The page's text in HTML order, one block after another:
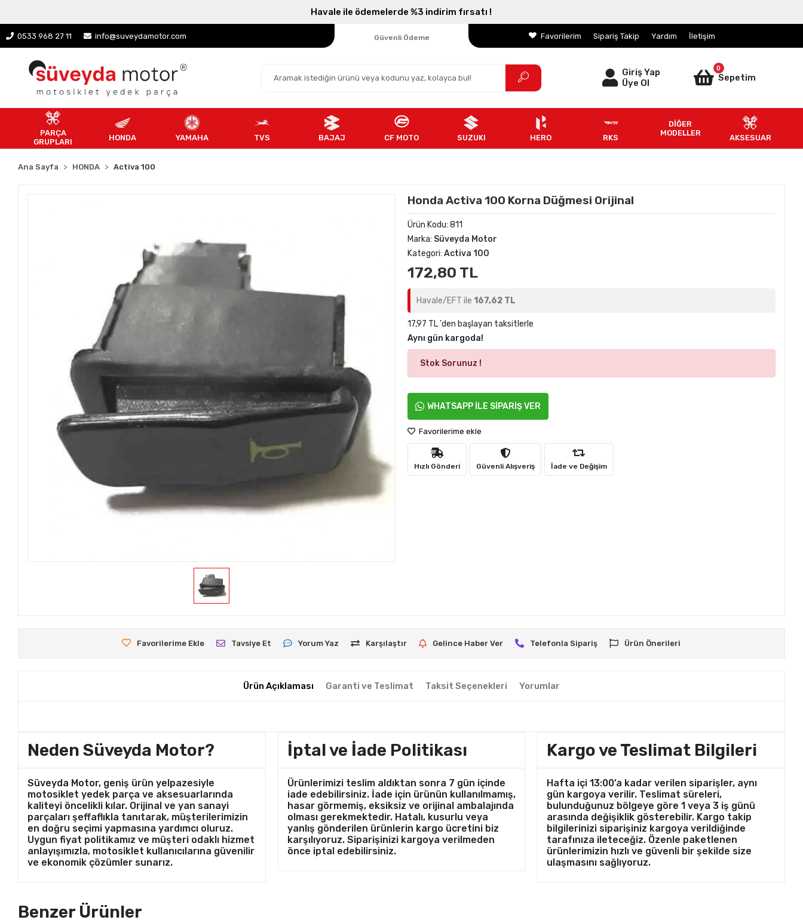
Havale ile ödemelerde %3 indirim fırsatı !
0533 968 27 11 info@suveydamotor.com
Parçanızın Online Adresi
Güvenli Ödeme
Favorilerim Sipariş Takip Yardım İletişim
Giriş Yap
Üye Ol
0
Sepetim
PARÇA
GRUPLARI
HONDA YAMAHA TVS BAJAJ CF MOTO SUZUKI HERO RKS
DİĞER
MODELLER
AKSESUAR
Ana Sayfa HONDA Activa 100
Honda Activa 100 Korna Düğmesi Orijinal
Ürün Kodu: 811
Marka: Süveyda Motor
Kategori: Activa 100
172,80 TL
Havale/EFT ile 167,62 TL
17,97 TL 'den başlayan taksitlerle
Aynı gün kargoda!
Stok Sorunuz !
WHATSAPP İLE SİPARİŞ VER
Favorilerime ekle
Hızlı Gönderi Güvenli Alışveriş İade ve Değişim
Favorilerime Ekle Tavsiye Et Yorum Yaz Karşılaştır Gelince Haber Ver Telefonla Sipariş Ürün Önerileri
Ürün Açıklaması Garanti ve Teslimat Taksit Seçenekleri Yorumlar
Neden Süveyda Motor?
Süveyda Motor, geniş ürün yelpazesiyle
motosiklet yedek parça ve aksesuarlarında
kaliteyi öncelikli kılar. Orijinal ve yan sanayi
parçaları şeffaflıkla tanıtarak, müşterilerimizin
en doğru seçimi yapmasına yardımcı oluruz.
Uygun fiyat politikamız ve müşteri odaklı hizmet
anlayışımızla, motosiklet kullanıcılarına güvenilir
ve ekonomik çözümler sunarız.
İptal ve İade Politikası
Ürünlerimizi teslim aldıktan sonra 7 gün içinde
iade edebilirsiniz. İade için ürünün kullanılmamış,
hasar görmemiş, eksiksiz ve orijinal ambalajında
olması gerekmektedir. Hatalı, kusurlu veya
yanlış gönderilen ürünlerin kargo ücretini biz
karşılıyoruz. Siparişinizi kargoya verilmeden
önce iptal edebilirsiniz.
Kargo ve Teslimat Bilgileri
Hafta içi 13:00’a kadar verilen siparişler, aynı
gün kargoya verilir. Teslimat süreleri,
bulunduğunuz bölgeye göre 1 veya 3 iş günü
arasında değişiklik gösterebilir. Kargo takip
bilgilerinizi siparişiniz kargoya verildiğinde
tarafınıza ileteceğiz. Özenle paketlenen
ürünlerimizin hızlı ve güvenli bir şekilde size
ulaşmasını sağlıyoruz.
Benzer Ürünler